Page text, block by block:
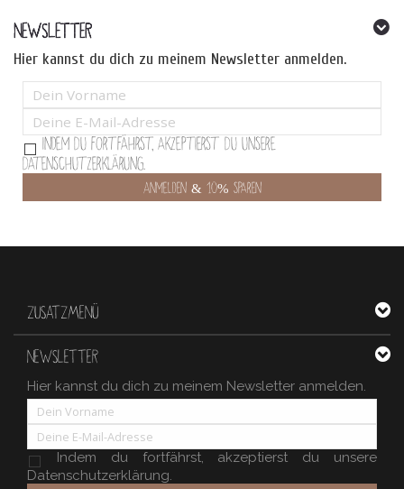
NEWSLETTER
Hier kannst du dich zu meinem Newsletter anmelden.
Indem Du fortfährst, akzeptierst Du unsere
Datenschutzerklärung.
ZUSATZMENÜ
NEWSLETTER
Hier kannst du dich zu meinem Newsletter anmelden.
Indem du fortfährst, akzeptierst du unsere
Datenschutzerklärung.